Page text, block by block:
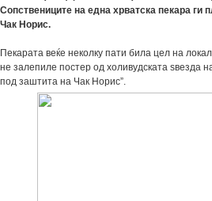
Сопствениците на една хрватска пекара ги
Чак Норис.
Пекарата веќе неколку пати била цел на
не залепиле постер од холивудската ѕвезда
под заштита на Чак Норис”.